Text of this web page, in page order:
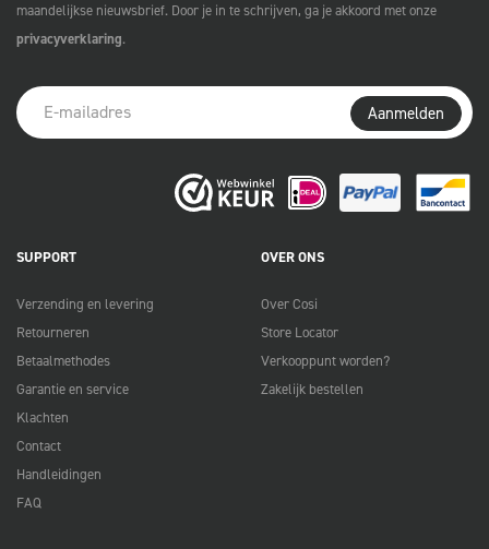
maandelijkse nieuwsbrief. Door je in te schrijven, ga je akkoord met onze
privacyverklaring.
Aanmelden
SUPPORT
Verzending en levering
Retourneren
Betaalmethodes
Garantie en service
Klachten
Contact
Handleidingen
FAQ
OVER ONS
Over Cosi
Store Locator
Verkooppunt worden?
Zakelijk bestellen